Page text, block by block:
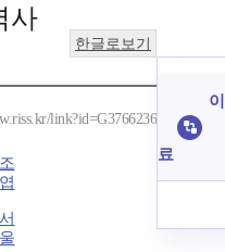
사
한글로보기
link?id=G3766236
조
엽
서
울
료